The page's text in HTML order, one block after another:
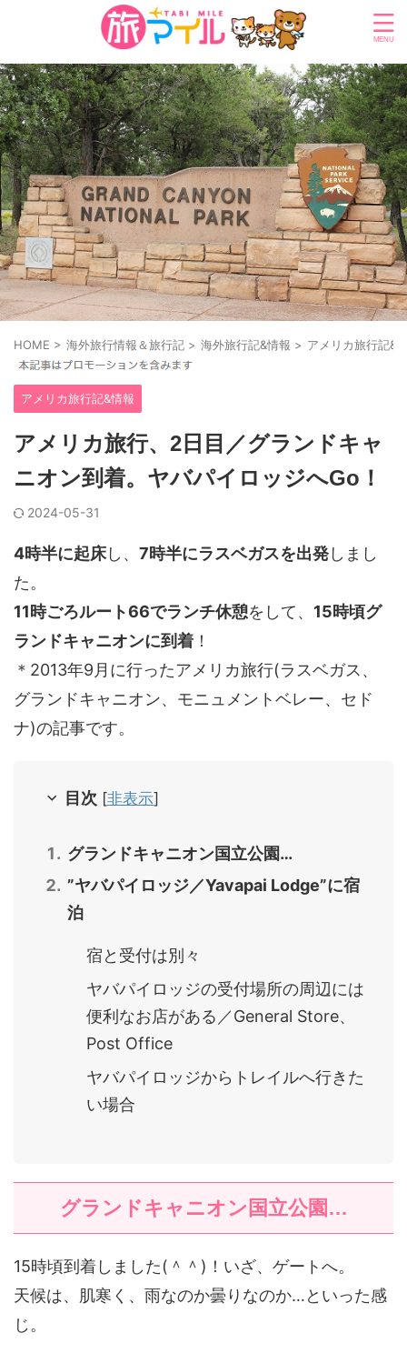
HOME > 海外旅行情報＆旅行記 > 海外旅行記&情報 > アメリカ旅行記&
アメリカ旅行記&情報
アメリカ旅行、2日目／グランドキャ
ニオン到着。ヤバパイロッジへGo！
2024-05-31
4時半に起床し、 7時半にラスベガスを出発しまし
た。
11時ごろルート66でランチ休憩をして、 15時頃グ
ランドキャニオンに到着 ！
＊2013年9月に行ったアメリカ旅行(ラスベガス、
グランドキャニオン、モニュメントベレー、セド
ナ)の記事です。
目次 [非表示]
グランドキャニオン国立公園…
”ヤバパイロッジ／Yavapai Lodge”に宿
泊
宿と受付は別々
ヤバパイロッジの受付場所の周辺には
便利なお店がある／General Store、
Post Office
ヤバパイロッジからトレイルへ行きた
い場合
グランドキャニオン国立公園…
15時頃到着しました(＾＾)！いざ、ゲートへ。
天候は、肌寒く、雨なのか曇りなのか…といった感
じ。